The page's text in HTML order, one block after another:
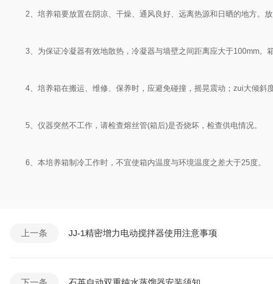
2、培养箱要放置在阴凉、干燥、通风良好、远离热源和日晒的地方。放
3、为保证冷凝器有效地散热，冷凝器与墙壁之间距离应大于100mm。
4、培养箱在搬运、维修、保养时，应避免碰撞，摇晃震动；zui大倾斜度
5、仪器突然不工作，请检查熔丝管(箱后)是否烧坏，检查供电情况。
6、本培养箱制冷工作时，不宜使箱内温度与环境温度之差大于25度。
上一条 JJ-1精密增力电动搅拌器使用注意事项